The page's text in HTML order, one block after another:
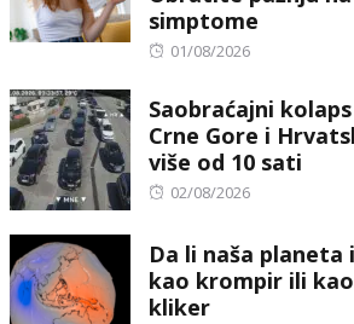
simptome
Posted
01/08/2026
Saobraćajni
Crne Gore i
više od 10 sati
Posted
02/08/2026
Da li naša planeta
kao krompir ili
kliker